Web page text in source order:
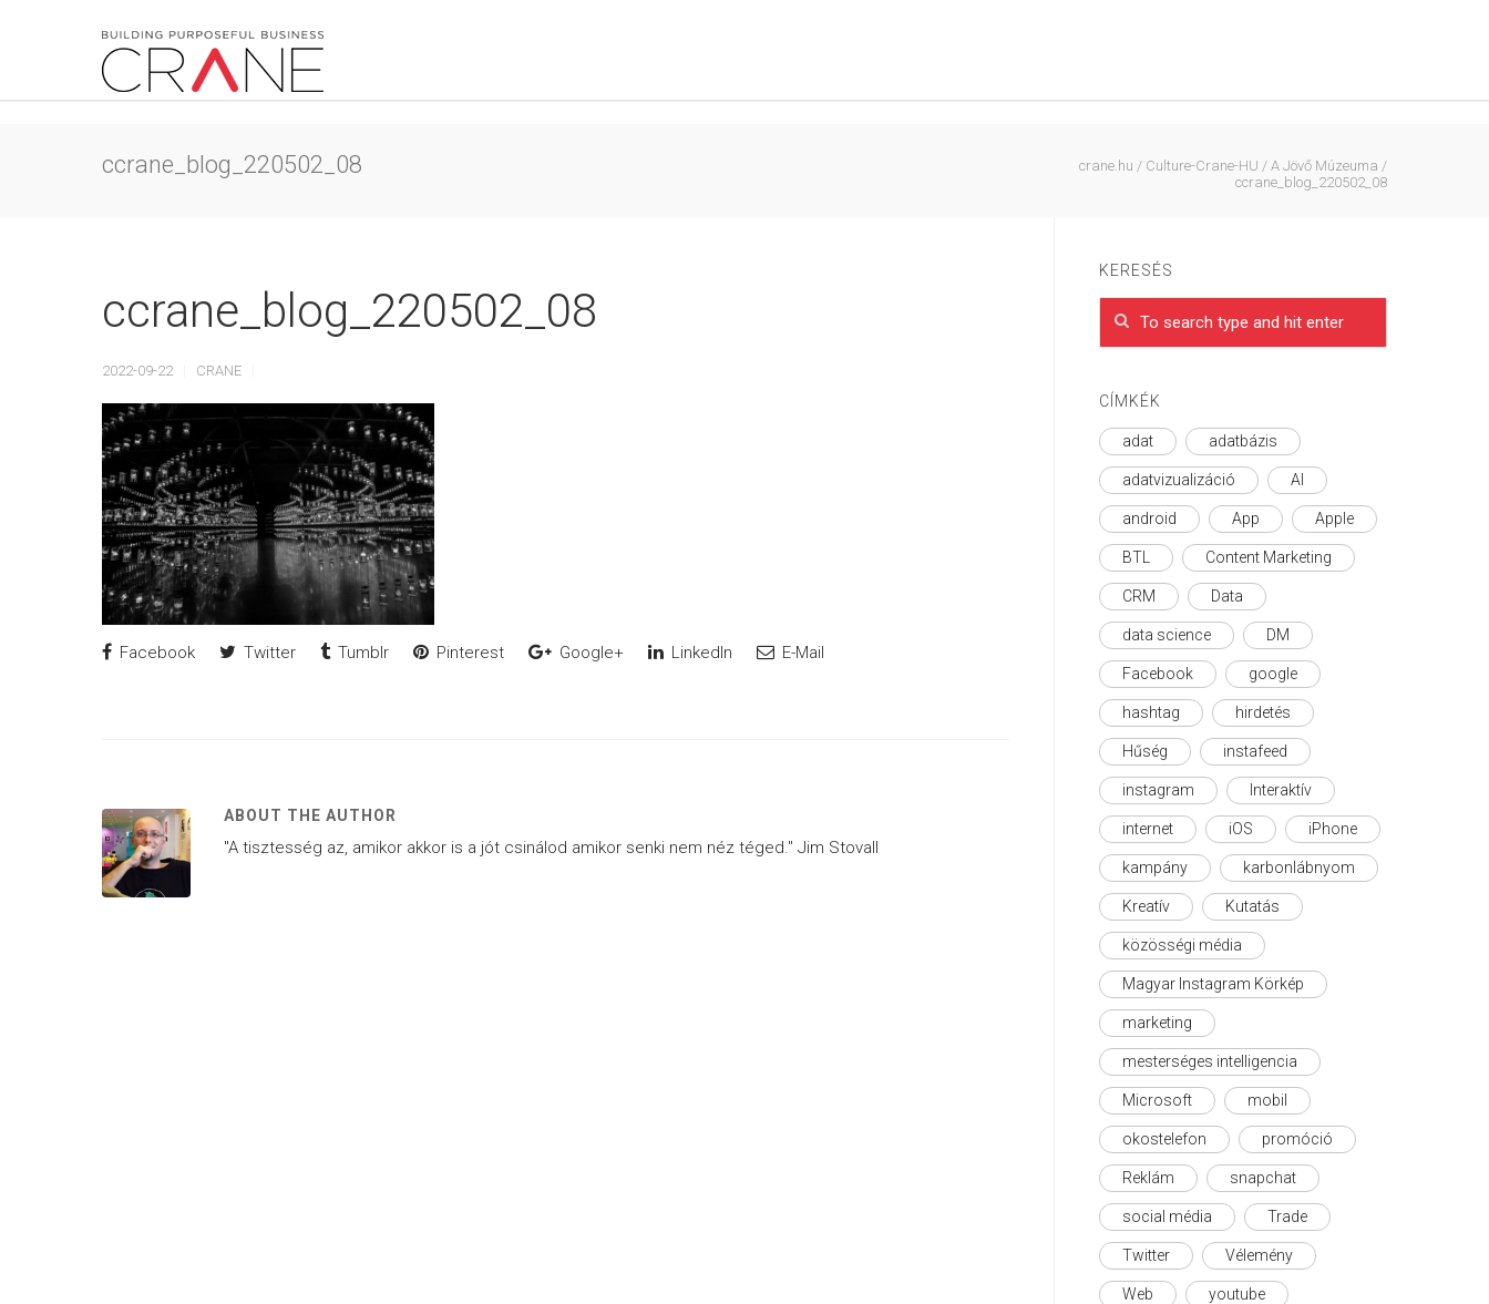
ccrane_blog_220502_08 crane.hu / Culture-Crane-HU / A Jövő Múzeuma /
ccrane_blog_220502_08
ccrane_blog_220502_08
2022-09-22 CRANE
Facebook Twitter Tumblr Pinterest Google+ LinkedIn E-Mail
ABOUT THE AUTHOR
"A tisztesség az, amikor akkor is a jót csinálod amikor senki nem néz téged." Jim Stovall
KERESÉS
CÍMKÉK
adat adatbázis
adatvizualizáció AI
android App Apple
BTL Content Marketing
CRM Data
data science DM
Facebook google
hashtag hirdetés
Hűség instafeed
instagram Interaktív
internet iOS iPhone
kampány karbonlábnyom
Kreatív Kutatás
közösségi média
Magyar Instagram Körkép
marketing
mesterséges intelligencia
Microsoft mobil
okostelefon promóció
Reklám snapchat
social média Trade
Twitter Vélemény
Web youtube